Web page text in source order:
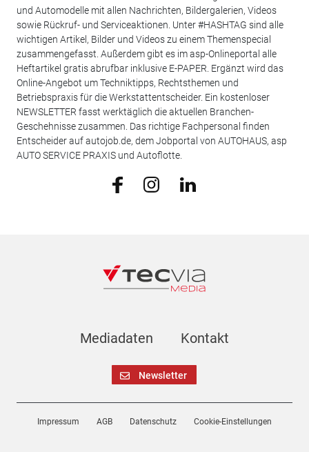
und Automodelle mit allen Nachrichten, Bildergalerien, Videos
sowie Rückruf- und Serviceaktionen. Unter #HASHTAG sind alle
wichtigen Artikel, Bilder und Videos zu einem Themenspecial
zusammengefasst. Außerdem gibt es im asp-Onlineportal alle
Heftartikel gratis abrufbar inklusive E-PAPER. Ergänzt wird das
Online-Angebot um Techniktipps, Rechtsthemen und
Betriebspraxis für die Werkstattentscheider. Ein kostenloser
NEWSLETTER fasst werktäglich die aktuellen Branchen-
Geschehnisse zusammen. Das richtige Fachpersonal finden
Entscheider auf autojob.de, dem Jobportal von AUTOHAUS, asp
AUTO SERVICE PRAXIS und Autoflotte.
Mediadaten Kontakt
Newsletter
Impressum AGB Datenschutz Cookie-Einstellungen